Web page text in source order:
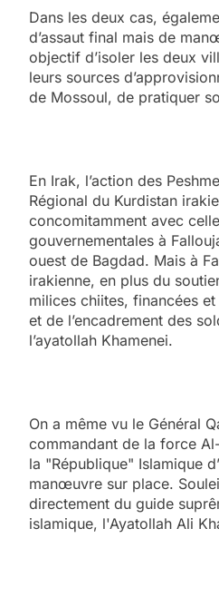
Dans les deux cas,
d’assaut final mais de
objectif d’isoler les deux
leurs sources
de Mossoul, de pratiquer
En Irak, l’action des
Régional du Kurdistan
concomitamment avec
gouvernementales à
ouest de Bagdad. Mais à
irakienne, en plus du
milices chiites, financées
et de l’encadrement des
l’ayatollah Khamenei.
On a même vu le Général
commandant de la force
la "République" Islamique
manœuvre sur place.
directement du guide
islamique, l'Ayatollah Ali